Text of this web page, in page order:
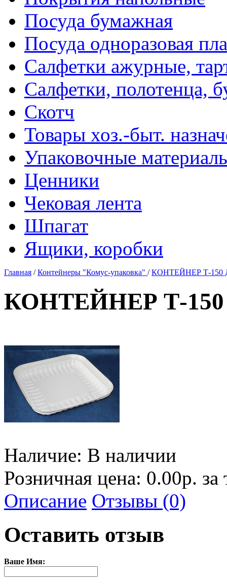
Посуда бумажная
Посуда одноразовая
Салфетки ажурные,
Салфетки, полотенца,
Скотч
Товары хоз.-быт.
Упаковочные
Ценники
Чековая лента
Шпагат
Ящики, коробки
Главная /Контейнеры "Комус-упаковка" /КОНТЕЙНЕР Т-150
КОНТЕЙНЕР Т-150
Наличие: В наличии
Розничная цена: 0.00р.
Описание Отзывы (0)
Оставить отзыв
Ваше Имя: